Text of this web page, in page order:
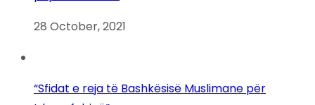
28 October, 2021
“Sfidat e reja të Bashkësisë Muslimane për